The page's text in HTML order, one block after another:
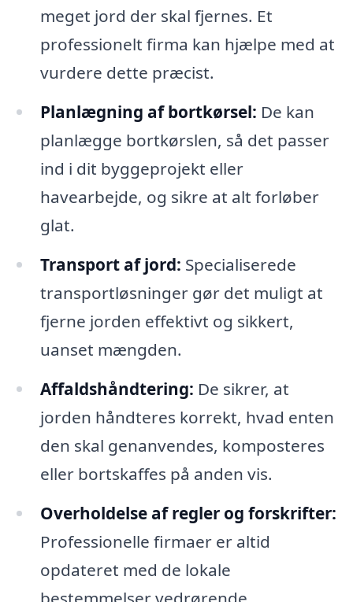
meget jord der skal fjernes. Et
professionelt firma kan hjælpe med at
vurdere dette præcist.
Planlægning af bortkørsel: De kan
planlægge bortkørslen, så det passer
ind i dit byggeprojekt eller
havearbejde, og sikre at alt forløber
glat.
Transport af jord: Specialiserede
transportløsninger gør det muligt at
fjerne jorden effektivt og sikkert,
uanset mængden.
Affaldshåndtering: De sikrer, at
jorden håndteres korrekt, hvad enten
den skal genanvendes, komposteres
eller bortskaffes på anden vis.
Overholdelse af regler og forskrifter:
Professionelle firmaer er altid
opdateret med de lokale